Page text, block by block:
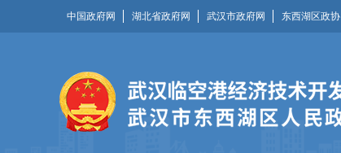
中国政府网 湖北省政府网 武汉市政府网 东西湖区政协